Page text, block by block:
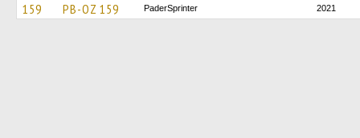
159 PB-OZ 159 PaderSprinter 2021